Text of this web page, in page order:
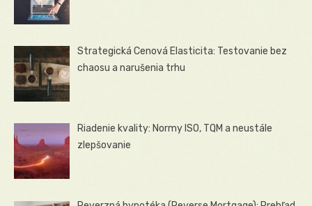
Strategická Cenová Elasticita: Testovanie bez
chaosu a narušenia trhu
Riadenie kvality: Normy ISO, TQM a neustále
zlepšovanie